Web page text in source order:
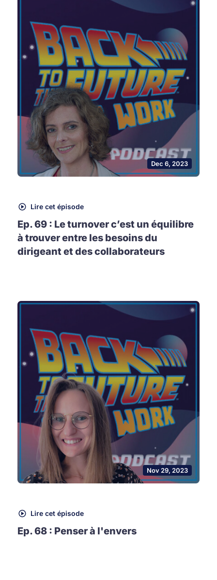
Dec 6, 2023
Lire cet épisode
Ep. 69 : Le turnover c’est un équilibre
à trouver entre les besoins du
dirigeant et des collaborateurs
Nov 29, 2023
Lire cet épisode
Ep. 68 : Penser à l'envers